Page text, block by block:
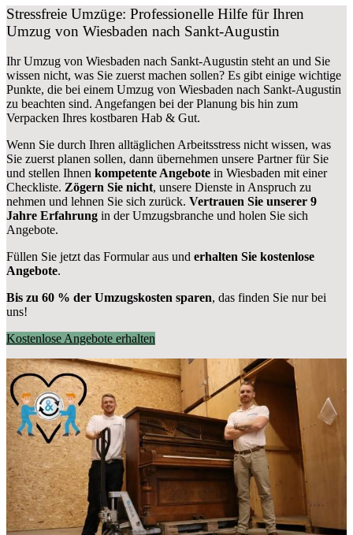
Stressfreie Umzüge: Professionelle Hilfe für Ihren
Umzug von Wiesbaden nach Sankt-Augustin
Ihr Umzug von Wiesbaden nach Sankt-Augustin steht an und Sie
wissen nicht, was Sie zuerst machen sollen? Es gibt einige wichtige
Punkte, die bei einem Umzug von Wiesbaden nach Sankt-Augustin
zu beachten sind. Angefangen bei der Planung bis hin zum
Verpacken Ihres kostbaren Hab & Gut.
Wenn Sie durch Ihren alltäglichen Arbeitsstress nicht wissen, was
Sie zuerst planen sollen, dann übernehmen unsere Partner für Sie
und stellen Ihnen kompetente Angebote in Wiesbaden mit einer
Checkliste. Zögern Sie nicht, unsere Dienste in Anspruch zu
nehmen und lehnen Sie sich zurück. Vertrauen Sie unserer 9
Jahre Erfahrung in der Umzugsbranche und holen Sie sich
Angebote.
Füllen Sie jetzt das Formular aus und erhalten Sie kostenlose
Angebote.
Bis zu 60 % der Umzugskosten sparen, das finden Sie nur bei
uns!
Kostenlose Angebote erhalten